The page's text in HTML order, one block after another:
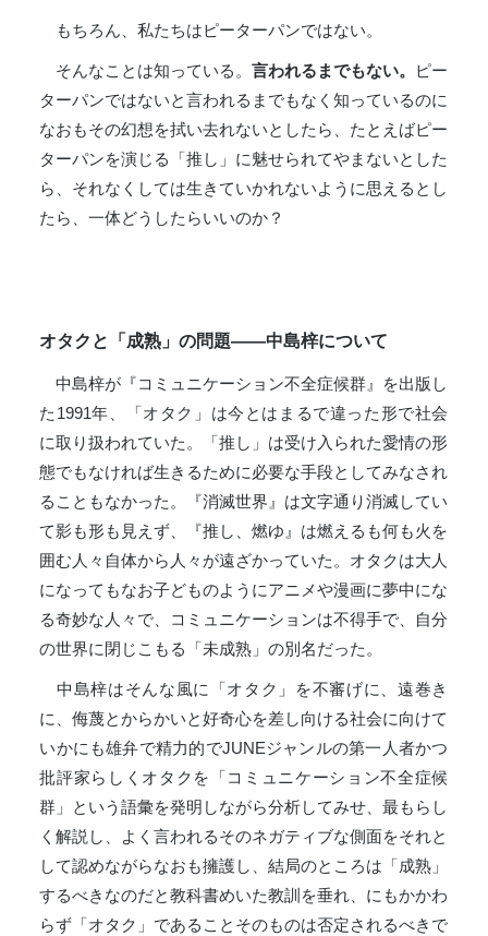
もちろん、私たちはピーターパンではない。
そんなことは知っている。言われるまでもない。 ピー
ターパンではないと言われるまでもなく知っているのに
なおもその幻想を拭い去れないとしたら、たとえばピー
ターパンを演じる「推し」に魅せられてやまないとした
ら、それなくしては生きていかれないように思えるとし
たら、一体どうしたらいいのか？
オタクと「成熟」の問題――中島梓について
中島梓が『コミュニケーション不全症候群』を出版し
た1991年、「オタク」は今とはまるで違った形で社会
に取り扱われていた。「推し」は受け入られた愛情の形
態でもなければ生きるために必要な手段としてみなされ
ることもなかった。『消滅世界』は文字通り消滅してい
て影も形も見えず、『推し、燃ゆ』は燃えるも何も火を
囲む人々自体から人々が遠ざかっていた。オタクは大人
になってもなお子どものようにアニメや漫画に夢中にな
る奇妙な人々で、コミュニケーションは不得手で、自分
の世界に閉じこもる「未成熟」の別名だった。
中島梓はそんな風に「オタク」を不審げに、遠巻き
に、侮蔑とからかいと好奇心を差し向ける社会に向けて
いかにも雄弁で精力的でJUNEジャンルの第一人者かつ
批評家らしくオタクを「コミュニケーション不全症候
群」という語彙を発明しながら分析してみせ、最もらし
く解説し、よく言われるそのネガティブな側面をそれと
して認めながらなおも擁護し、結局のところは「成熟」
するべきなのだと教科書めいた教訓を垂れ、にもかかわ
らず「オタク」であることそのものは否定されるべきで